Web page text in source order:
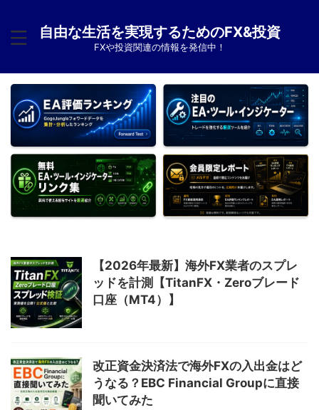
自由な生活を実現するためのFX&投資
FXや投資関連の情報を発信中！
【2026年最新】海外FX業者のスプレ
ッドを計測【TitanFX・Zeroブレード
口座（MT4）】
改正資金決済法で海外FXの入出金はど
うなる？EBC Financial Groupに直接
聞いてみた